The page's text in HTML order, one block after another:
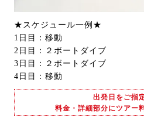
★スケジュール一例★
1日目：移動
2日目：２ボートダイブ
3日目：２ボートダイブ
4日目：移動
出発日をご指
料金・詳細部分にツアー